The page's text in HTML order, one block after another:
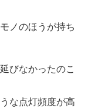
ノのほうが持ち
びなかったのこ
な点灯頻度が高